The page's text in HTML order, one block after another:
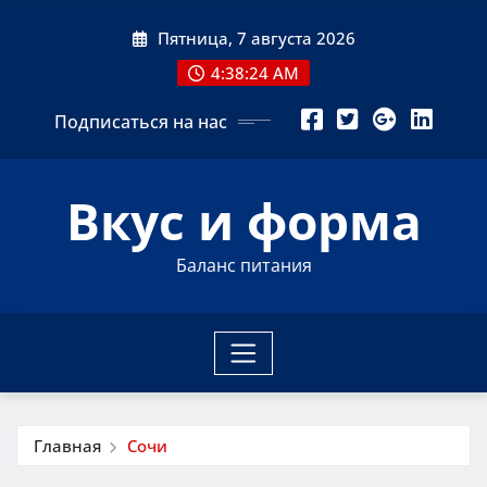
Пятница, 7 августа 2026
4:38:24 AM
Подписаться на нас
Вкус и форма
Баланс питания
Главная Сочи